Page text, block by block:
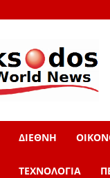
adieksodos.gr
ΔΙΕΘΝΗ
ΤΕΧΝΟΛΟΓΙΑ